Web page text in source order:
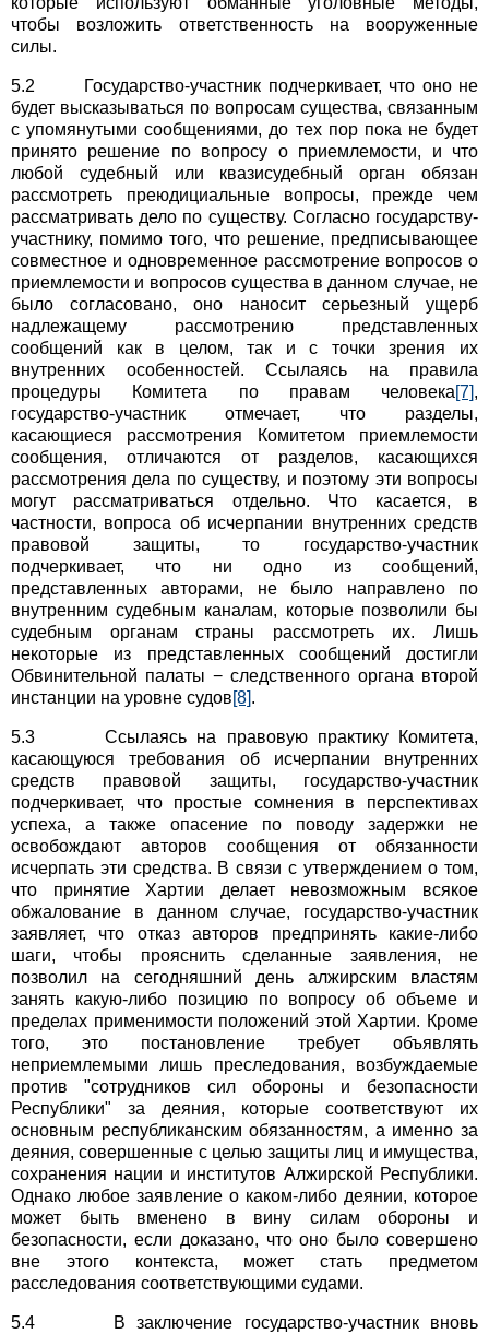
чтобы возложить ответственность на вооруженные
силы.
5.2 Государство-участник подчеркивает, что оно не
будет высказываться по вопросам существа, связанным
с упомянутыми сообщениями, до тех пор пока не будет
принято решение по вопросу о приемлемости, и что
любой судебный или квазисудебный орган обязан
рассмотреть преюдициальные вопросы, прежде чем
рассматривать дело по существу. Согласно государству-
участнику, помимо того, что решение, предписывающее
совместное и одновременное рассмотрение вопросов о
приемлемости и вопросов существа в данном случае, не
было согласовано, оно наносит серьезный ущерб
надлежащему рассмотрению представленных
сообщений как в целом, так и с точки зрения их
внутренних особенностей. Ссылаясь на правила
процедуры Комитета по правам человека[7],
государство-участник отмечает, что разделы,
касающиеся рассмотрения Комитетом приемлемости
сообщения, отличаются от разделов, касающихся
рассмотрения дела по существу, и поэтому эти вопросы
могут рассматриваться отдельно. Что касается, в
частности, вопроса об исчерпании внутренних средств
правовой защиты, то государство-участник
подчеркивает, что ни одно из сообщений,
представленных авторами, не было направлено по
внутренним судебным каналам, которые позволили бы
судебным органам страны рассмотреть их. Лишь
некоторые из представленных сообщений достигли
Обвинительной палаты − следственного органа второй
инстанции на уровне судов[8].
5.3 Ссылаясь на правовую практику Комитета,
касающуюся требования об исчерпании внутренних
средств правовой защиты, государство-участник
подчеркивает, что простые сомнения в перспективах
успеха, а также опасение по поводу задержки не
освобождают авторов сообщения от обязанности
исчерпать эти средства. В связи с утверждением о том,
что принятие Хартии делает невозможным всякое
обжалование в данном случае, государство-участник
заявляет, что отказ авторов предпринять какие-либо
шаги, чтобы прояснить сделанные заявления, не
позволил на сегодняшний день алжирским властям
занять какую-либо позицию по вопросу об объеме и
пределах применимости положений этой Хартии. Кроме
того, это постановление требует объявлять
неприемлемыми лишь преследования, возбуждаемые
против "сотрудников сил обороны и безопасности
Республики" за деяния, которые соответствуют их
основным республиканским обязанностям, а именно за
деяния, совершенные с целью защиты лиц и имущества,
сохранения нации и институтов Алжирской Республики.
Однако любое заявление о каком-либо деянии, которое
может быть вменено в вину силам обороны и
безопасности, если доказано, что оно было совершено
вне этого контекста, может стать предметом
расследования соответствующими судами.
5.4 В заключение государство-участник вновь